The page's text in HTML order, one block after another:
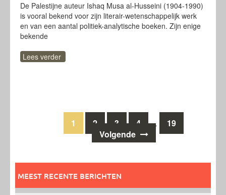
De Palestijne auteur Ishaq Musa al-Husseini (1904-1990)
is vooral bekend voor zijn literair-wetenschappelijk werk
en van een aantal politiek-analytische boeken. Zijn enige
bekende
Lees verder
Berichten
1 2 3 4 …
19
Volgende
MEEST RECENTE BERICHTEN